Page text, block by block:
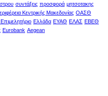
συντάξεις προσφορά μητσοτακης
Κεντρικής Μακεδονίας ΟΑΣΘ
Ελλάδα ΕΥΑΘ ΕΛΑΣ ΕΒΕΘ
Eurobank Aegean